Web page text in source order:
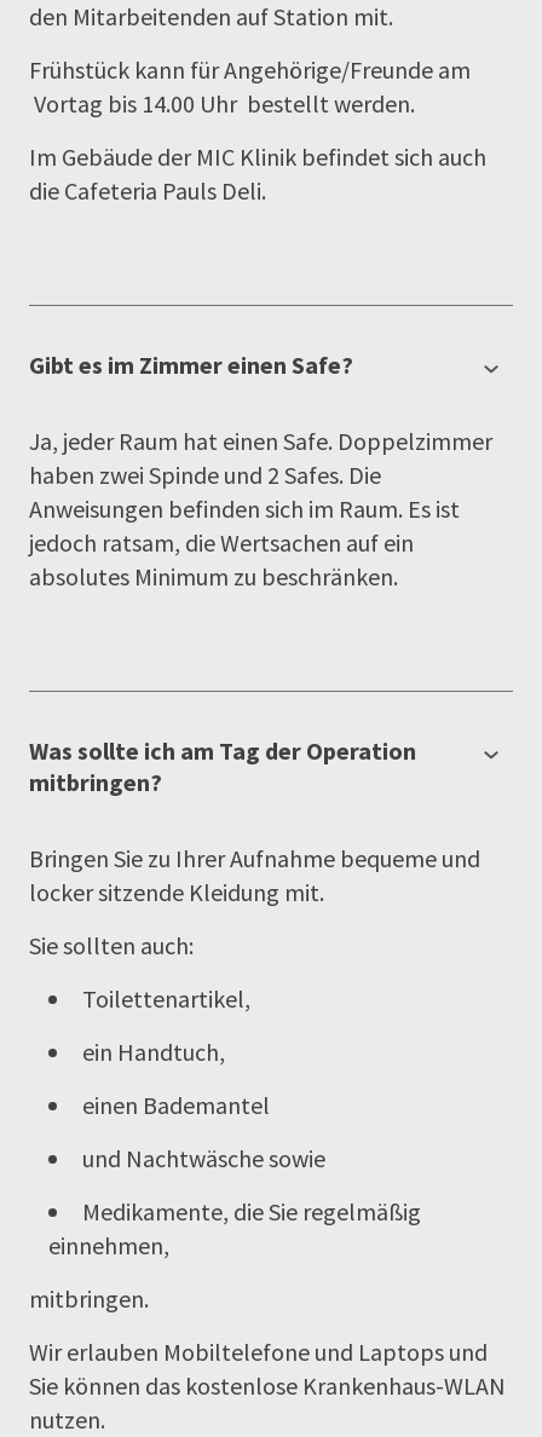
den Mitarbeitenden auf Station mit.
Frühstück kann für Angehörige/Freunde am
Vortag bis 14.00 Uhr bestellt werden.
Im Gebäude der MIC Klinik befindet sich auch
die Cafeteria Pauls Deli.
Gibt es im Zimmer einen Safe?
Ja, jeder Raum hat einen Safe. Doppelzimmer
haben zwei Spinde und 2 Safes. Die
Anweisungen befinden sich im Raum. Es ist
jedoch ratsam, die Wertsachen auf ein
absolutes Minimum zu beschränken.
Was sollte ich am Tag der Operation
mitbringen?
Bringen Sie zu Ihrer Aufnahme bequeme und
locker sitzende Kleidung mit.
Sie sollten auch:
Toilettenartikel,
ein Handtuch,
einen Bademantel
und Nachtwäsche sowie
Medikamente, die Sie regelmäßig
einnehmen,
mitbringen.
Wir erlauben Mobiltelefone und Laptops und
Sie können das kostenlose Krankenhaus-WLAN
nutzen.